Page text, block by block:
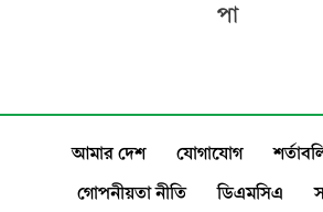
পা
আমার দেশ যোগাযোগ
গোপনীয়তা নীতি
ডিএমসিএ